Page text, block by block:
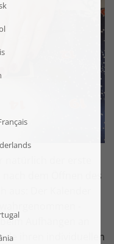
der erste
dem Öffnen des
aus: Der Kalender
-
Aufhängen an
ihren individuellen